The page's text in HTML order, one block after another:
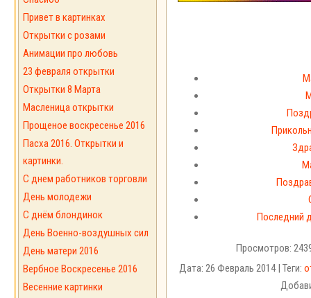
Привет в картинках
Открытки с розами
Анимации про любовь
23 февраля открытки
Открытки 8 Марта
Масленица открытки
Прощеное воскресенье 2016
Пасха 2016. Открытки и
картинки.
С днем работников торговли
День молодежи
С днём блондинок
День Военно-воздушных сил
День матери 2016
Вербное Воскресенье 2016
Весенние картинки
Последний
Просмотров:
Дата: 26 Февраль 2014 | Теги: